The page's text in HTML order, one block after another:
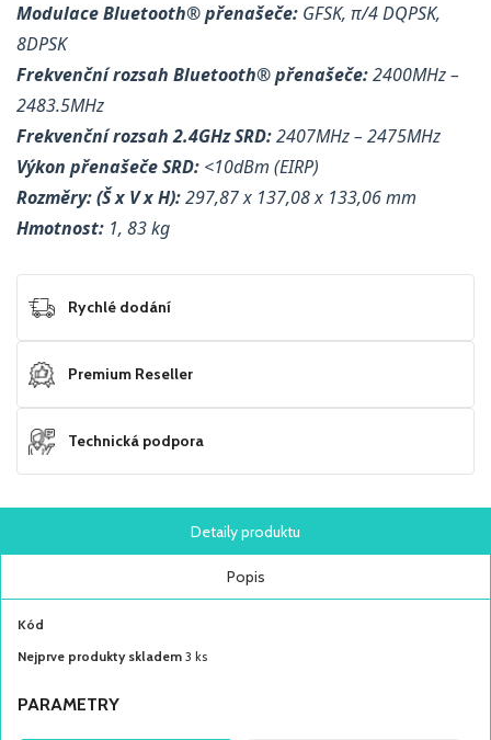
Modulace Bluetooth® přenašeče: GFSK, π/4 DQPSK,
8DPSK
Frekvenční rozsah Bluetooth® přenašeče:2400MHz –
2483.5MHz
Frekvenční rozsah 2.4GHz SRD:2407MHz – 2475MHz
Výkon přenašeče SRD: <10dBm (EIRP)
Rozměry: (Š x V x H):297,87 x 137,08 x 133,06 mm
Hmotnost: 1, 83 kg
Rychlé dodání
Premium Reseller
Technická podpora
Detaily produktu
Popis
Kód
Nejprve produkty skladem 3 ks
PARAMETRY